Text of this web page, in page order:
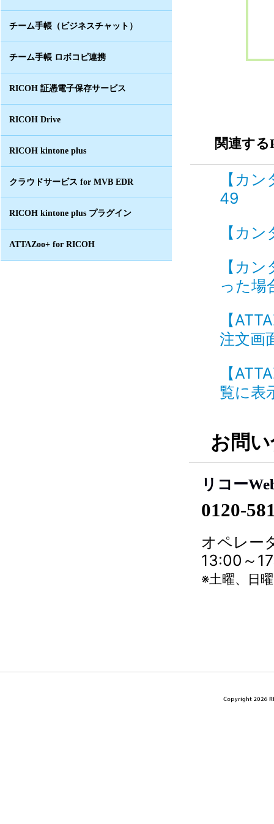
チーム手帳（ビジネスチャット）
チーム手帳 ロボコピ連携
RICOH 証憑電子保存サービス
RICOH Drive
RICOH kintone plus
クラウドサービス for MVB EDR
RICOH kintone plus プラグイン
ATTAZoo+ for RICOH
関連する
【カ
49
【カ
【カ
った
【
注文画
【
覧に
お問
リコー
0120-
オペレー
13:00～
※土曜、日